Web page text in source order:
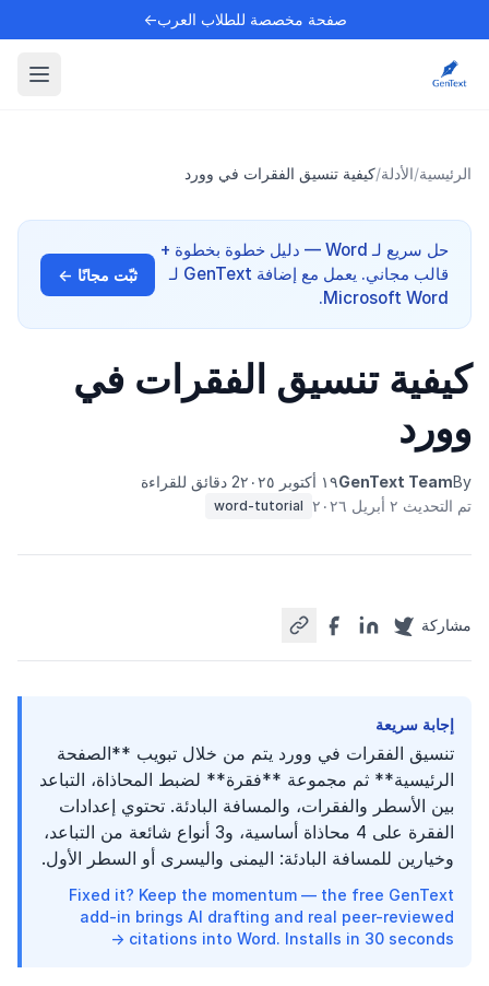
صفحة مخصصة للطلاب العرب←
الرئيسية/الأدلة/كيفية تنسيق الفقرات في وورد
حل سريع لـ Word — دليل خطوة بخطوة +
قالب مجاني. يعمل مع إضافة GenText لـ
Microsoft Word.
ثبّت مجانًا ←
كيفية تنسيق الفقرات في
وورد
By
GenText Team١٩ أكتوبر ٢٠٢٥
2 دقائق للقراءة
تم التحديث ٢ أبريل ٢٠٢٦
word-tutorial
مشاركة
إجابة سريعة
تنسيق الفقرات في وورد يتم من خلال تبويب **الصفحة
الرئيسية** ثم مجموعة **فقرة** لضبط المحاذاة، التباعد
بين الأسطر والفقرات، والمسافة البادئة. تحتوي إعدادات
الفقرة على 4 محاذاة أساسية، و3 أنواع شائعة من التباعد،
وخيارين للمسافة البادئة: اليمنى واليسرى أو السطر الأول.
Fixed it? Keep the momentum — the free GenText
add-in brings AI drafting and real peer-reviewed
citations into Word. Installs in 30 seconds →